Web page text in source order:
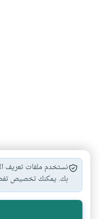
وقت
نستخدم ملفات تعريف
بك. يمكنك تخصيص